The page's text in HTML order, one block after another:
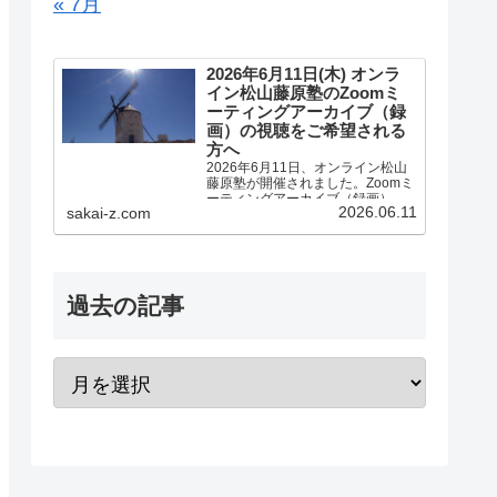
2026年6月11日(木) オンラ
イン松山藤原塾のZoomミ
ーティングアーカイブ（録
画）の視聴をご希望される
方へ
2026年6月11日、オンライン松山
藤原塾が開催されました。Zoomミ
ーティングアーカイブ（録画）の
視聴をご希望される方へのご案内
sakai-z.com 2026.06.11
過去の記事